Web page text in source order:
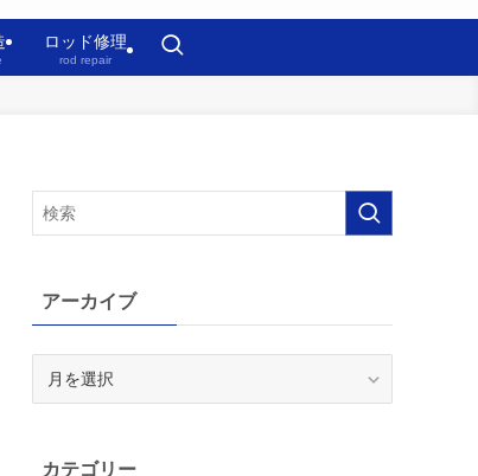
ロッド修理
rod repair
アーカイブ
ブカテゴリー